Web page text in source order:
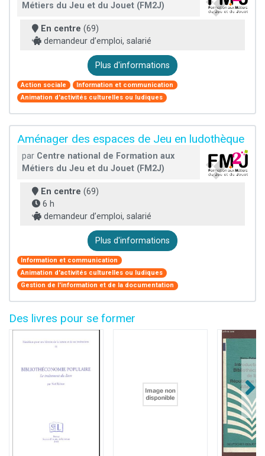
Métiers du Jeu et du Jouet (FM2J)
En centre (69)
demandeur d’emploi, salarié
Plus d'informations
Action sociale
Information et communication
Animation d'activités culturelles ou ludiques
Aménager des espaces de Jeu en ludothèque
par Centre national de Formation aux
Métiers du Jeu et du Jouet (FM2J)
En centre (69)
6 h
demandeur d’emploi, salarié
Plus d'informations
Information et communication
Animation d'activités culturelles ou ludiques
Gestion de l'information et de la documentation
Des livres pour se former